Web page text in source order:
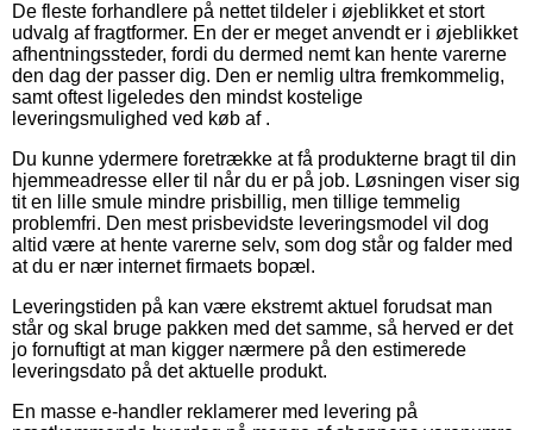
De fleste forhandlere på nettet tildeler i øjeblikket et stort
udvalg af fragtformer. En der er meget anvendt er i øjeblikket
afhentningssteder, fordi du dermed nemt kan hente varerne
den dag der passer dig. Den er nemlig ultra fremkommelig,
samt oftest ligeledes den mindst kostelige
leveringsmulighed ved køb af .
Du kunne ydermere foretrække at få produkterne bragt til din
hjemmeadresse eller til når du er på job. Løsningen viser sig
tit en lille smule mindre prisbillig, men tillige temmelig
problemfri. Den mest prisbevidste leveringsmodel vil dog
altid være at hente varerne selv, som dog står og falder med
at du er nær internet firmaets bopæl.
Leveringstiden på kan være ekstremt aktuel forudsat man
står og skal bruge pakken med det samme, så herved er det
jo fornuftigt at man kigger nærmere på den estimerede
leveringsdato på det aktuelle produkt.
En masse e-handler reklamerer med levering på